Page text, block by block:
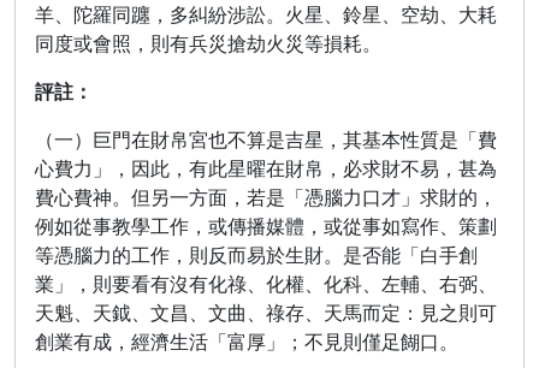
羊、陀羅同躔，多糾紛涉訟。火星、鈴星、空劫、大耗
同度或會照，則有兵災搶劫火災等損耗。
評註：
（一）巨門在財帛宮也不算是吉星，其基本性質是「費
心費力」，因此，有此星曜在財帛，必求財不易，甚為
費心費神。但另一方面，若是「憑腦力口才」求財的，
例如從事教學工作，或傳播媒體，或從事如寫作、策劃
等憑腦力的工作，則反而易於生財。是否能「白手創
業」，則要看有沒有化祿、化權、化科、左輔、右弼、
天魁、天鉞、文昌、文曲、祿存、天馬而定：見之則可
創業有成，經濟生活「富厚」；不見則僅足餬口。